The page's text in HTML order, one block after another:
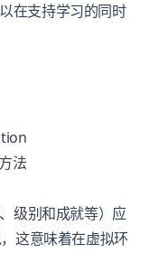
在支持学习的同时
法
级别和成就等）应
这意味着在虚拟环